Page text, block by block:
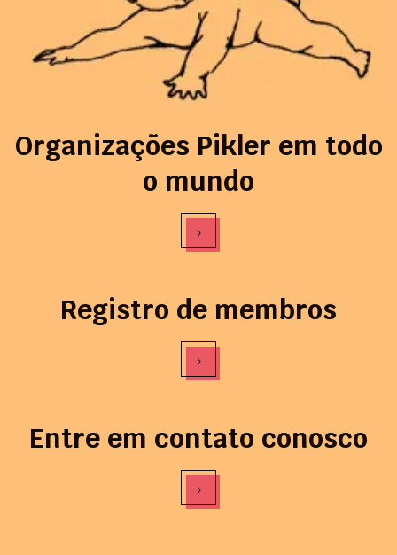
Organizações Pikler em todo
o mundo
›
Registro de membros
›
Entre em contato conosco
›